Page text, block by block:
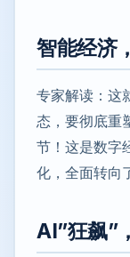
智能经济
专家解读：这
态，要彻底重
节！这是数字
化，全面转向
AI”狂飙”